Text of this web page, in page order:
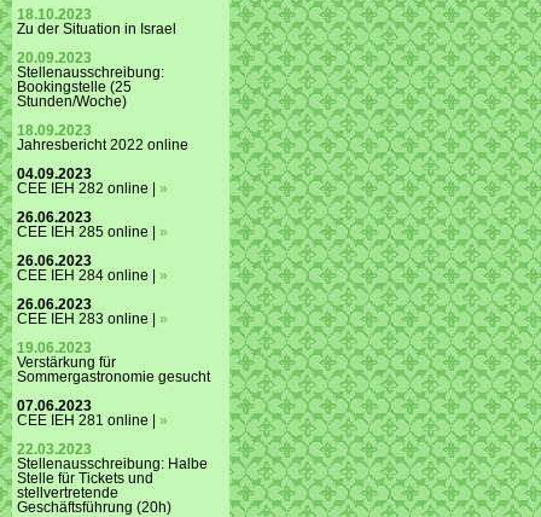
18.10.2023
Zu der Situation in Israel
20.09.2023
Stellenausschreibung:
Bookingstelle (25
Stunden/Woche)
18.09.2023
Jahresbericht 2022 online
04.09.2023
CEE IEH 282 online | »
26.06.2023
CEE IEH 285 online | »
26.06.2023
CEE IEH 284 online | »
26.06.2023
CEE IEH 283 online | »
19.06.2023
Verstärkung für
Sommergastronomie gesucht
07.06.2023
CEE IEH 281 online | »
22.03.2023
Stellenausschreibung: Halbe
Stelle für Tickets und
stellvertretende
Geschäftsführung (20h)